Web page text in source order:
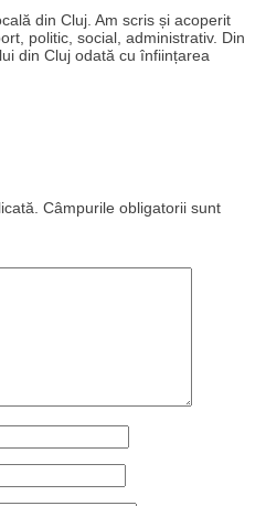
din Cluj. Am scris și acoperit
politic, social, administrativ. Din
din Cluj odată cu înființarea
Câmpurile obligatorii sunt